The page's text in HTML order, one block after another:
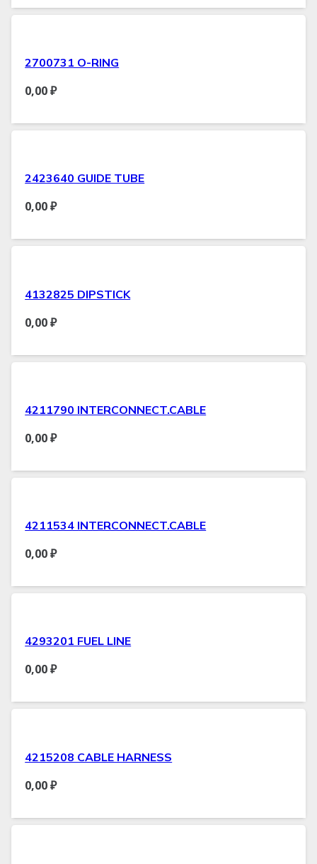
2700731 O-RING
0,00₽
2423640 GUIDE TUBE
0,00₽
4132825 DIPSTICK
0,00₽
4211790 INTERCONNECT.CABLE
0,00₽
4211534 INTERCONNECT.CABLE
0,00₽
4293201 FUEL LINE
0,00₽
4215208 CABLE HARNESS
0,00₽